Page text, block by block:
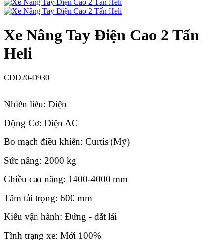
Xe Nâng Tay Điện Cao 2 Tấn
Heli
CDD20-D930
Nhiên liệu: Điện
Động Cơ: Điện AC
Bo mạch điều khiển: Curtis (Mỹ)
Sức nâng: 2000 kg
Chiều cao nâng: 1400-4000 mm
Tâm tải trọng: 600 mm
Kiểu vận hành: Đứng - dắt lái
Tình trạng xe: Mới 100%